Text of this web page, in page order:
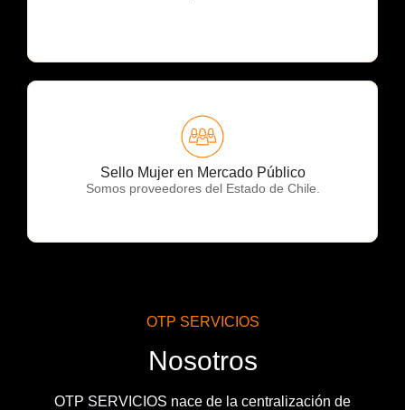
Sello Mujer en Mercado Público
Somos proveedores del Estado de Chile.
OTP Servicios
OTP SERVICIOS
Nosotros
OTP SERVICIOS nace de la centralización de